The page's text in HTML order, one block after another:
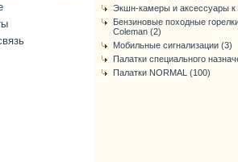
Экшн-камеры и аксессуары
Бензиновые походные
Coleman (2)
Мобильные сигнализации (3)
Палатки специального
Палатки NORMAL (100)